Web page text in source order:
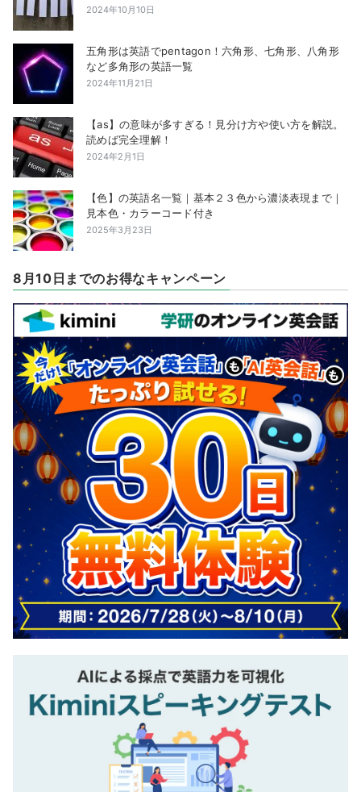
2024年10月10日
五角形は英語でpentagon！六角形、七角形、八角形
など多角形の英語一覧
2024年11月21日
【as】の意味が多すぎる！見分け方や使い方を解説。
読めば完全理解！
2024年2月1日
【色】の英語名一覧｜基本２３色から濃淡表現まで｜
見本色・カラーコード付き
2025年3月23日
8月10日までのお得なキャンペーン